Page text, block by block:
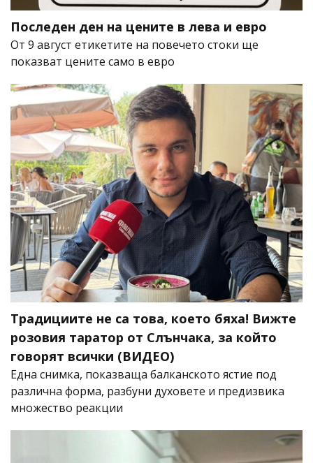
Последен ден на цените в лева и евро
От 9 август етикетите на повечето стоки ще
показват цените само в евро
Традициите не са това, което бяха! Вижте
розовия таратор от Слънчака, за който
говорят всички (ВИДЕО)
Една снимка, показваща балканското ястие под
различна форма, разбуни духовете и предизвика
множество реакции